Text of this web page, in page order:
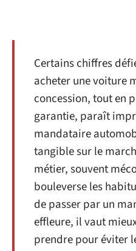
Certains chiffres
acheter une voiture
concession, tout en
garantie, paraît
mandataire
tangible sur le
métier, souvent
bouleverse les
de passer par un
effleure, il vaut
prendre pour éviter